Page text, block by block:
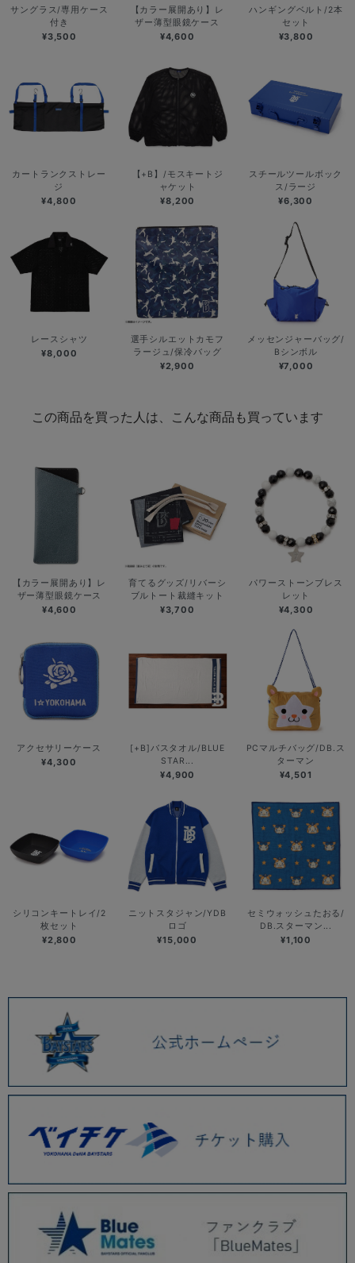
サングラス/専用ケース
付き
¥3,500
【カラー展開あり】レ
ザー薄型眼鏡ケース
¥4,600
ハンギングベルト/2本
セット
¥3,800
カートランクストレー
ジ
¥4,800
【+B】/モスキートジ
ャケット
¥8,200
スチールツールボック
ス/ラージ
¥6,300
レースシャツ
¥8,000
選手シルエットカモフ
ラージュ/保冷バッグ
¥2,900
メッセンジャーバッグ/
Bシンボル
¥7,000
この商品を買った人は、こんな商品も買っています
【カラー展開あり】レ
ザー薄型眼鏡ケース
¥4,600
育てるグッズ/リバーシ
ブルトート裁縫キット
¥3,700
パワーストーンブレス
レット
¥4,300
アクセサリーケース
¥4,300
[+B]バスタオル/BLUE
STAR...
¥4,900
PCマルチバッグ/DB.ス
ターマン
¥4,501
シリコンキートレイ/2
枚セット
¥2,800
ニットスタジャン/YDB
ロゴ
¥15,000
セミウォッシュたおる/
DB.スターマン...
¥1,100